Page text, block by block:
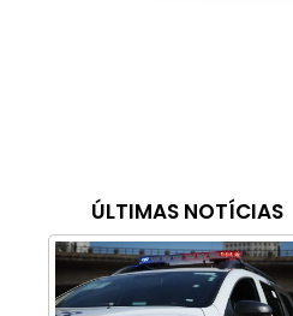
ÚLTIMAS NOTÍCIAS